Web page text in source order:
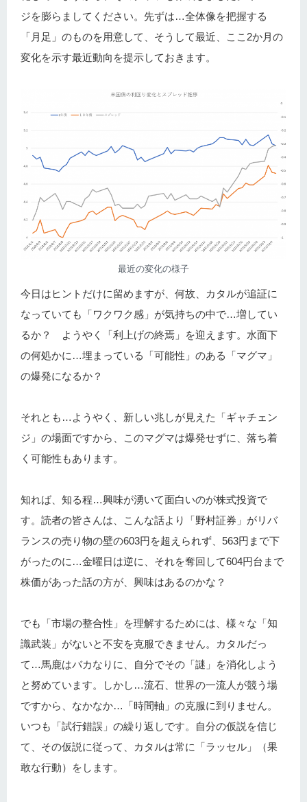
ジを膨らましてください。先ずは…全体像を把握する
「月足」のものを用意して、そうして最近、ここ2か月の
変化を示す最近動向を提示しておきます。
最近の変化の様子
今日はヒントだけに留めますが、何故、カタルが追証に
なっていても「ワクワク感」が気持ちの中で…増してい
るか？ ようやく「利上げの終焉」を迎えます。水面下
の何処かに…埋まっている「可能性」のある「マグマ」
の爆発になるか？
それとも…ようやく、新しい兆しが見えた「ギャチェン
ジ」の場面ですから、このマグマは爆発せずに、落ち着
く可能性もあります。
知れば、知る程…興味が湧いて面白いのが株式投資で
す。読者の皆さんは、こんな話より「野村証券」がリバ
ランスの売り物の壁の603円を超えられず、563円まで下
がったのに…金曜日は逆に、それを奪回して604円台まで
株価があった話の方が、興味はあるのかな？
でも「市場の整合性」を理解するためには、様々な「知
識武装」がないと不安を克服できません。カタルだっ
て…馬鹿はバカなりに、自分でその「謎」を消化しよう
と努めています。しかし…流石、世界の一流人が競う場
ですから、なかなか…「時間軸」の克服に到りません。
いつも「試行錯誤」の繰り返しです。自分の仮説を信じ
て、その仮説に従って、カタルは常に「ラッセル」（果
敢な行動）をします。